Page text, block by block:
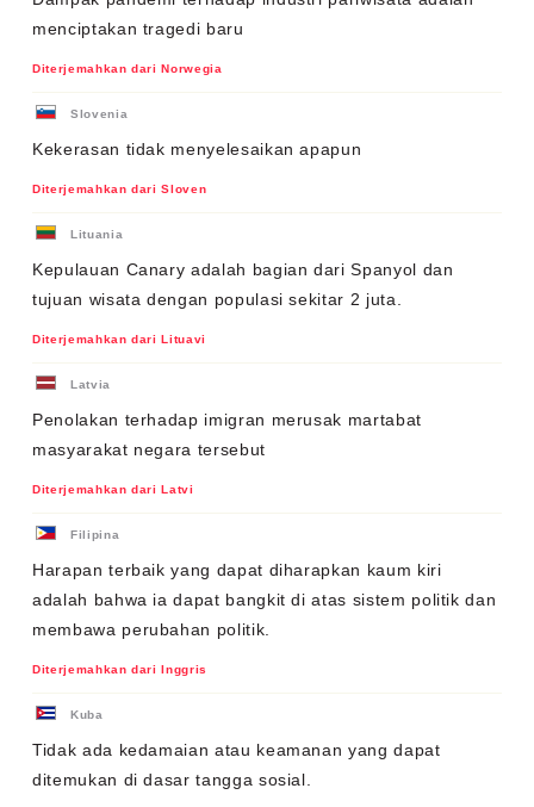
menciptakan tragedi baru
Diterjemahkan dari Norwegia
Slovenia
Kekerasan tidak menyelesaikan apapun
Diterjemahkan dari Sloven
Lituania
Kepulauan Canary adalah bagian dari Spanyol dan
tujuan wisata dengan populasi sekitar 2 juta.
Diterjemahkan dari Lituavi
Latvia
Penolakan terhadap imigran merusak martabat
masyarakat negara tersebut
Diterjemahkan dari Latvi
Filipina
Harapan terbaik yang dapat diharapkan kaum kiri
adalah bahwa ia dapat bangkit di atas sistem politik dan
membawa perubahan politik.
Diterjemahkan dari Inggris
Kuba
Tidak ada kedamaian atau keamanan yang dapat
ditemukan di dasar tangga sosial.